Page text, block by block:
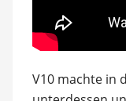
V10 machte in